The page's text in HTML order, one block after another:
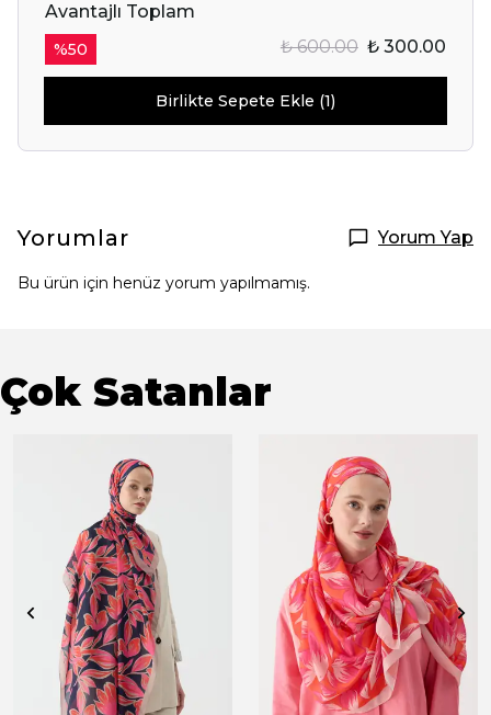
Avantajlı Toplam
%50 ₺ 600.00 ₺ 300.00
Birlikte Sepete Ekle (1)
Yorumlar Yorum Yap
Bu ürün için henüz yorum yapılmamış.
Çok Satanlar